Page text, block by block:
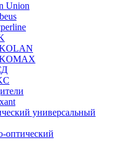
Union
универсальный
оптический